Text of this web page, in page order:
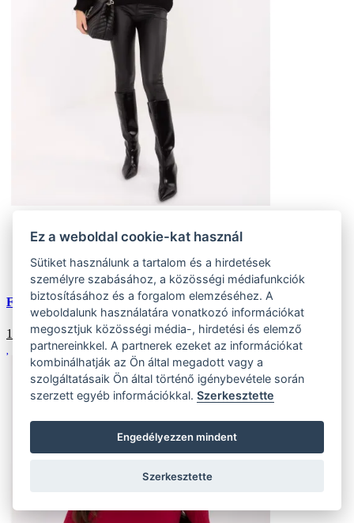
Univerzális
(4 ks)
Szállítás az otthoni:
Külső tároló (4 ks)
Szállítás 4-7 munkanapon belül
Fekete és ecru női oversized pulóver felirattal
15341HUF
Ez a weboldal cookie-kat használ
Sütiket használunk a tartalom és a hirdetések
személyre szabásához, a közösségi médiafunkciók
biztosításához és a forgalom elemzéséhez. A
weboldalunk használatára vonatkozó információkat
megosztjuk közösségi média-, hirdetési és elemző
partnereinkkel. A partnerek ezeket az információkat
kombinálhatják az Ön által megadott vagy a
szolgáltatásaik Ön által történő igénybevétele során
szerzett egyéb információkkal.Szerkesztette
Engedélyezzen mindent
Szerkesztette